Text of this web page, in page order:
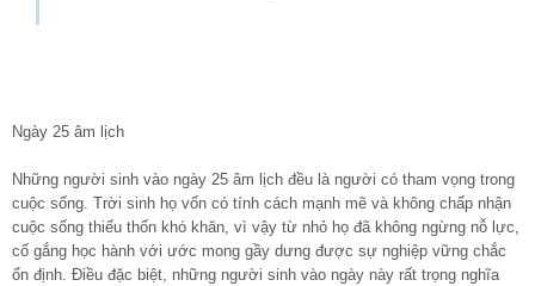
Ngày 25 âm lịch
Những người sinh vào ngày 25 âm lịch đều là người có tham vọng trong
cuộc sống. Trời sinh họ vốn có tính cách mạnh mẽ và không chấp nhận
cuộc sống thiếu thốn khó khăn, vì vậy từ nhỏ họ đã không ngừng nỗ lực,
cố gắng học hành với ước mong gầy dưng được sự nghiệp vững chắc
ổn định. Điều đặc biệt, những người sinh vào ngày này rất trọng nghĩa